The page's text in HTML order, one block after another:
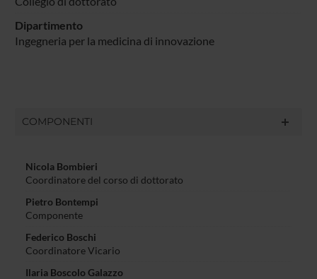
Dipartimento
Ingegneria per la medicina di innovazione
COMPONENTI
Nicola Bombieri
Coordinatore del corso di dottorato
Pietro Bontempi
Componente
Federico Boschi
Coordinatore Vicario
Ilaria Boscolo Galazzo